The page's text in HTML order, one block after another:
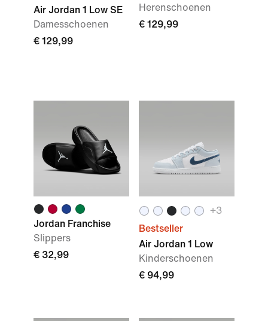
Air Jordan 1 Low SE
Damesschoenen
€ 129,99
Herenschoenen
€ 129,99
Jordan Franchise
Slippers
€ 32,99
+3
Bestseller
Air Jordan 1 Low
Kinderschoenen
€ 94,99